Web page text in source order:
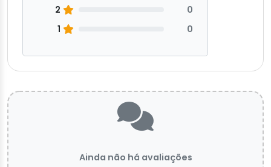
2
0
1
0
Ainda não há avaliações